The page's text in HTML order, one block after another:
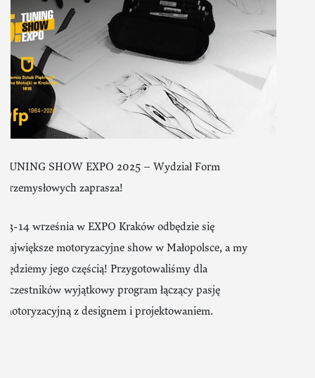
TUNING SHOW EXPO 2025 – Wydział Form
Przemysłowych zaprasza!
13-14 września w EXPO Kraków odbędzie się
największe motoryzacyjne show w Małopolsce, a my
będziemy jego częścią! Przygotowaliśmy dla
uczestników wyjątkowy program łączący pasję
motoryzacyjną z designem i projektowaniem.